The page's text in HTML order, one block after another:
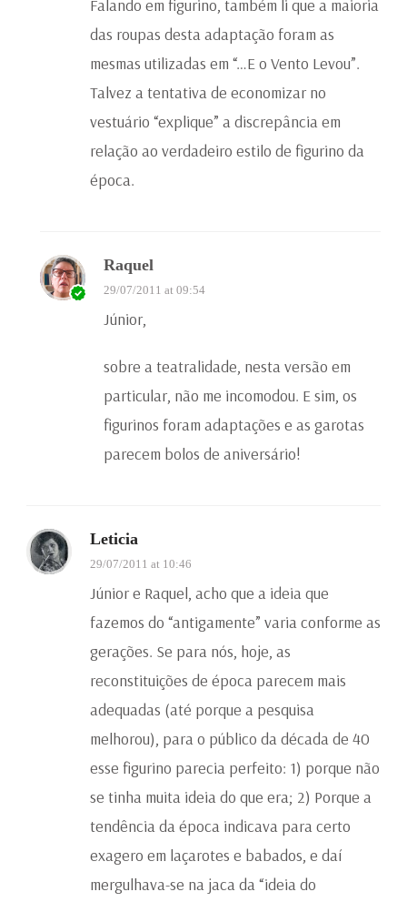
Falando em figurino, também li que a maioria
das roupas desta adaptação foram as
mesmas utilizadas em “…E o Vento Levou”.
Talvez a tentativa de economizar no
vestuário “explique” a discrepância em
relação ao verdadeiro estilo de figurino da
época.
Raquel
29/07/2011 at 09:54
Júnior,
sobre a teatralidade, nesta versão em
particular, não me incomodou. E sim, os
figurinos foram adaptações e as garotas
parecem bolos de aniversário!
Leticia
29/07/2011 at 10:46
Júnior e Raquel, acho que a ideia que
fazemos do “antigamente” varia conforme as
gerações. Se para nós, hoje, as
reconstituições de época parecem mais
adequadas (até porque a pesquisa
melhorou), para o público da década de 40
esse figurino parecia perfeito: 1) porque não
se tinha muita ideia do que era; 2) Porque a
tendência da época indicava para certo
exagero em laçarotes e babados, e daí
mergulhava-se na jaca da “ideia do